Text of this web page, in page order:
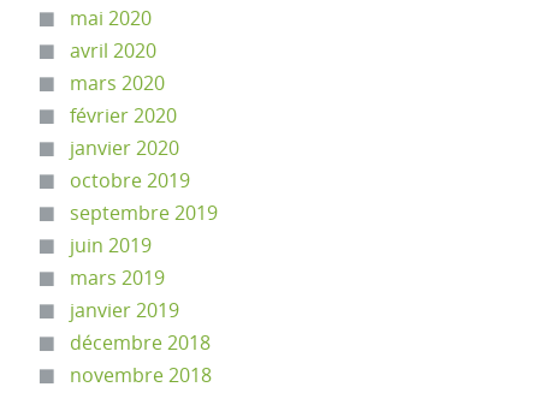
mai 2020
avril 2020
mars 2020
février 2020
janvier 2020
octobre 2019
septembre 2019
juin 2019
mars 2019
janvier 2019
décembre 2018
novembre 2018